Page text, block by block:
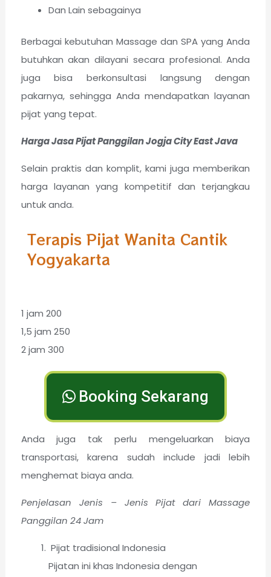
Dan Lain sebagainya
Berbagai kebutuhan Massage dan SPA yang Anda
butuhkan akan dilayani secara profesional. Anda
juga bisa berkonsultasi langsung dengan
pakarnya, sehingga Anda mendapatkan layanan
pijat yang tepat.
Harga Jasa Pijat Panggilan Jogja City East Java
Selain praktis dan komplit, kami juga memberikan
harga layanan yang kompetitif dan terjangkau
untuk anda.
Terapis Pijat Wanita Cantik
Yogyakarta
1 jam 200
1,5 jam 250
2 jam 300
Booking Sekarang
Anda juga tak perlu mengeluarkan biaya
transportasi, karena sudah include jadi lebih
menghemat biaya anda.
Penjelasan Jenis – Jenis Pijat dari Massage
Panggilan 24 Jam
Pijat tradisional Indonesia
Pijatan ini khas Indonesia dengan